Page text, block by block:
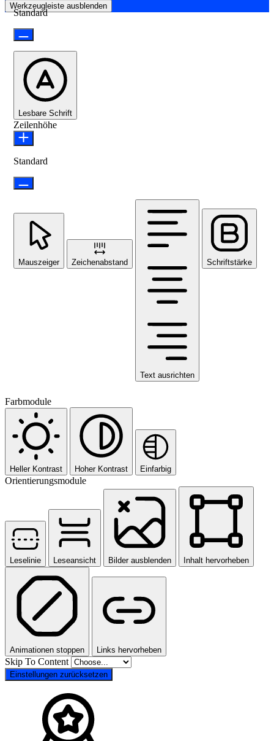
Werkzeugleiste ausblenden
Standard
Lesbare Schrift
Zeilenhöhe
Standard
Mauszeiger Zeichenabstand
Text ausrichten
Schriftstärke
Farbmodule
Heller Kontrast Hoher Kontrast Einfarbig
Orientierungsmodule
Leselinie Leseansicht Bilder ausblenden Inhalt hervorheben
Animationen stoppen Links hervorheben
Skip To Content
Einstellungen zurücksetzen